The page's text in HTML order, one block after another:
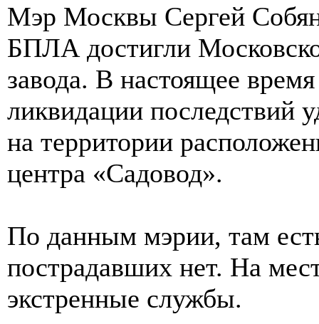
Мэр Москвы Сергей
БПЛА достигли
завода. В настоящее
ликвидации последствий
на территории
центра «Садовод».
По данным мэрии, там
пострадавших нет. На
экстренные службы.